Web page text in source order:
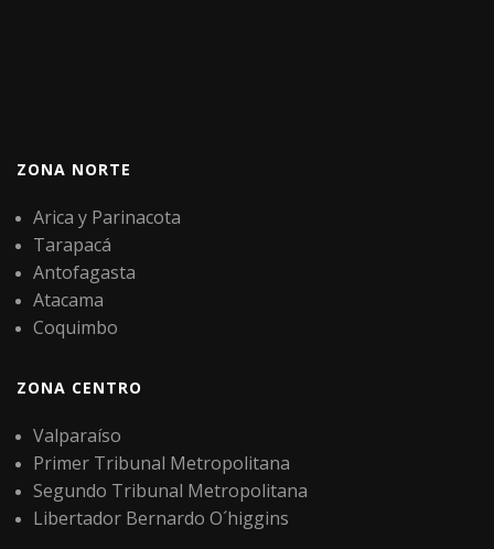
ZONA NORTE
Arica y Parinacota
Tarapacá
Antofagasta
Atacama
Coquimbo
ZONA CENTRO
Valparaíso
Primer Tribunal Metropolitana
Segundo Tribunal Metropolitana
Libertador Bernardo O´higgins